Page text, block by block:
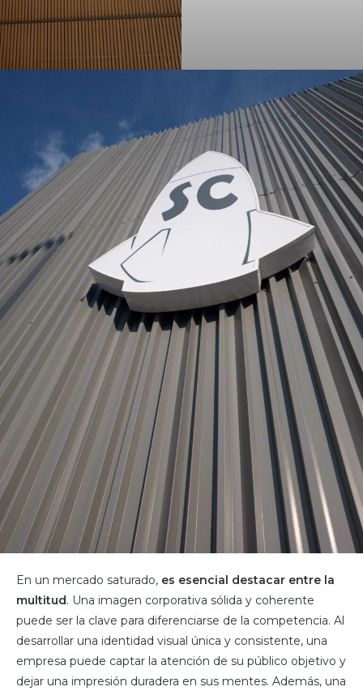
En un mercado saturado, es esencial destacar entre la
multitud. Una imagen corporativa sólida y coherente
puede ser la clave para diferenciarse de la competencia. Al
desarrollar una identidad visual única y consistente, una
empresa puede captar la atención de su público objetivo y
dejar una impresión duradera en sus mentes. Además, una